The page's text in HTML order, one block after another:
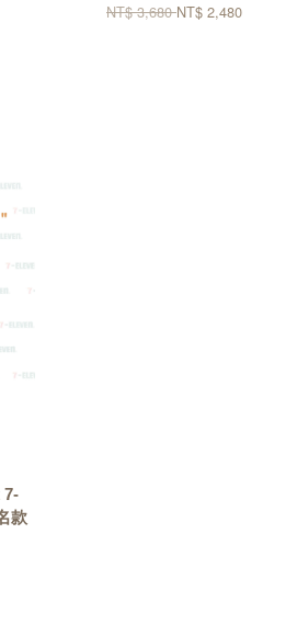
NT$ 3,680NT$ 2,480
款